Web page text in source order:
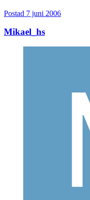
Postad 7 juni 2006
Mikael_hs